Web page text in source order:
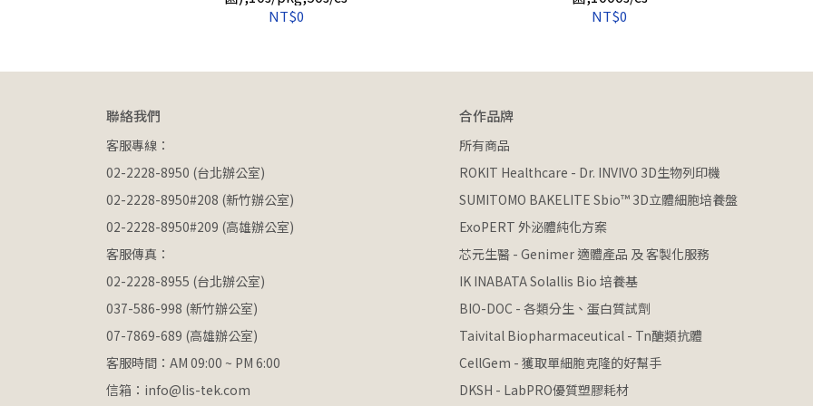
NT$0 NT$0
聯絡我們
客服專線：
02-2228-8950 (台北辦公室)
02-2228-8950#208 (新竹辦公室)
02-2228-8950#209 (高雄辦公室)
客服傳真：
02-2228-8955 (台北辦公室)
037-586-998 (新竹辦公室)
07-7869-689 (高雄辦公室)
客服時間：AM 09:00 ~ PM 6:00
信箱：info@lis-tek.com
合作品牌
所有商品
ROKIT Healthcare - Dr. INVIVO 3D生物列印機
SUMITOMO BAKELITE Sbio™ 3D立體細胞培養盤
ExoPERT 外泌體純化方案
芯元生醫 - Genimer 適體產品 及 客製化服務
IK INABATA Solallis Bio 培養基
BIO-DOC - 各類分生、蛋白質試劑
Taivital Biopharmaceutical - Tn醣類抗體
CellGem - 獲取單細胞克隆的好幫手
DKSH - LabPRO優質塑膠耗材